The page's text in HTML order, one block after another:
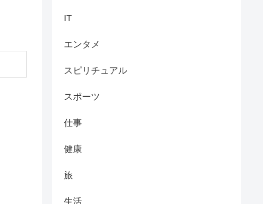
IT
エンタメ
スピリチュアル
スポーツ
仕事
健康
旅
生活